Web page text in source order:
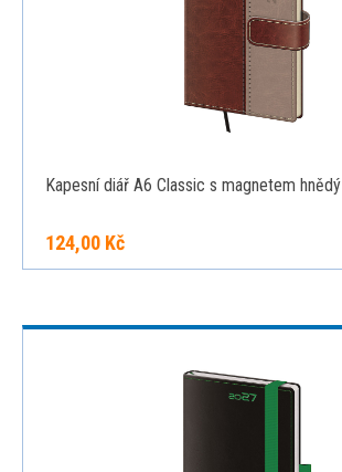
Kapesní diář A6 Classic s magnetem hnědý
124,00 Kč